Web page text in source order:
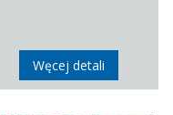
Węcej detali